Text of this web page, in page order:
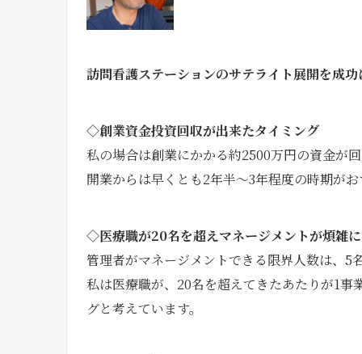
訪問看護ステーションのサテライト展開を成
◇創業資金投資回収が出来たタイミング
私の場合は創業にかかる約2500万円の資金が
開業からは早くとも2年半〜3年程度の時期が
◇医療職が20名を超えマネージメントが煩雑
管理者がマネージメントできる限界人数は、5
私は医療職が、20名を超えてきたあたりが1
グと考えています。